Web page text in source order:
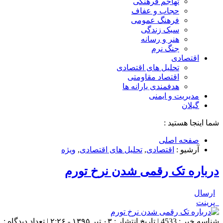
حجاب و عفاف
فرهنگ عمومی
سبک زندگی
هنر و رسانه
جنگ نرم
اقتصادی
تحلیل های اقتصادی
اقتصاد مقاومتی
هدفمندی یارانه ها
مدیریت و ایمنی
گیلان
شما اینجا هستید :
صفحه اصلی
آرشیو : اقتصادی, تحلیل های اقتصادی, ویژه
درباره تک رقمی شدن نرخ تورم
ارسال
پرینت
شناسه خبر : 4533 | تاریخ انتشار : ۰۳ تیر ۱۳۹۵ - ۲:۲۶ | تعداد دیدگاه :